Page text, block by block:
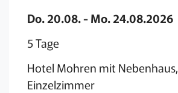
Do. 20.08. - Mo. 24.08.2026
5 Tage
Hotel Mohren mit Nebenhaus,
Einzelzimmer